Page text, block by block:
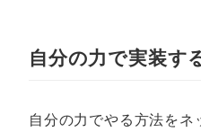
自分の力で実装す
自分の力でやる方法を